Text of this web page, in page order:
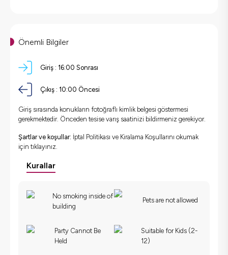
Önemli Bilgiler
Giriş : 16:00 Sonrası
Çıkış : 10:00 Öncesi
Giriş sırasında konukların fotoğraflı kimlik belgesi göstermesi
gerekmektedir. Önceden tesise varış saatinizi bildirmeniz gerekiyor.
Şartlar ve koşullar: İptal Politikası ve Kiralama Koşullarını okumak
için tıklayınız.
Kurallar
No smoking inside of
building
Pets are not allowed
Party Cannot Be
Held
Suitable for Kids (2-
12)